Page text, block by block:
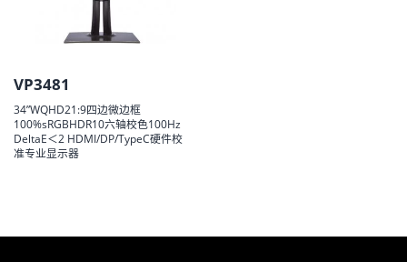
VP3481
34”WQHD21:9四边微边框
100%sRGBHDR10六轴校色100Hz
DeltaE＜2 HDMI/DP/TypeC硬件校
准专业显示器